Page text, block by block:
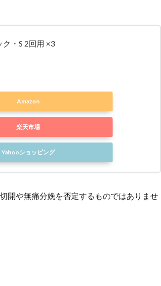
ク・S 2回用 ×3
Amazon
楽天市場
Yahooショッピング
開や無痛分娩を否定するものではありませ